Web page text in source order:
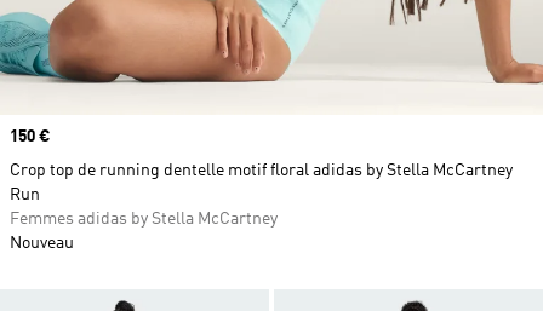
Prix
150 €
Crop top de running dentelle motif floral adidas by Stella McCartney
Run
Femmes adidas by Stella McCartney
Nouveau